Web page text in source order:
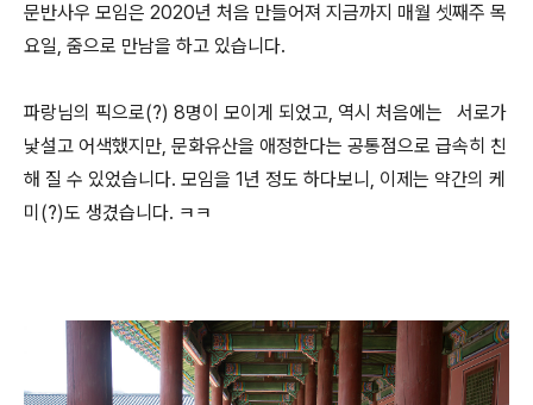
문반사우 모임은 2020년 처음 만들어져 지금까지 매월 셋째주 목
요일, 줌으로 만남을 하고 있습니다.
파랑님의 픽으로(?) 8명이 모이게 되었고, 역시 처음에는 서로가
낯설고 어색했지만, 문화유산을 애정한다는 공통점으로 급속히 친
해 질 수 있었습니다. 모임을 1년 정도 하다보니, 이제는 약간의 케
미(?)도 생겼습니다. ㅋㅋ